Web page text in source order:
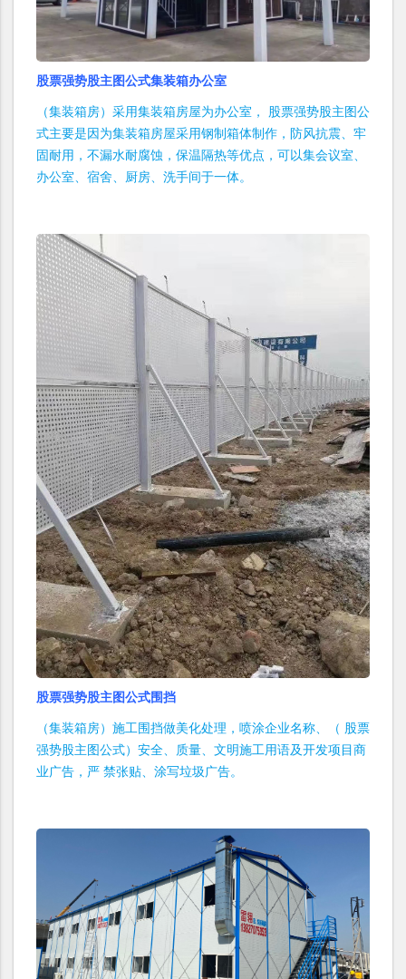
股票强势股主图公式集装箱办公室
（集装箱房）采用集装箱房屋为办公室， 股票强势股主图公
式主要是因为集装箱房屋采用钢制箱体制作，防风抗震、牢
固耐用，不漏水耐腐蚀，保温隔热等优点，可以集会议室、
办公室、宿舍、厨房、洗手间于一体。
股票强势股主图公式围挡
（集装箱房）施工围挡做美化处理，喷涂企业名称、（ 股票
强势股主图公式）安全、质量、文明施工用语及开发项目商
业广告，严 禁张贴、涂写垃圾广告。